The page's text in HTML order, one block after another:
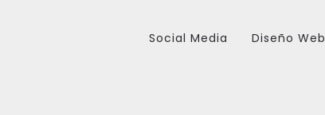
Social Media Diseño Web